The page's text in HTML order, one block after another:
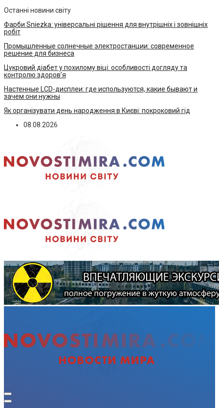
Останні новини світу
Фарби Sniezka: універсальні рішення для внутрішніх і зовнішніх
робіт
Промышленные солнечные электростанции: современное
решение для бизнеса
Цукровий діабет у похилому віці: особливості догляду та
контролю здоров’я
Настенные LCD-дисплеи: где используются, какие бывают и
зачем они нужны
Як організувати день народження в Києві: покроковий гід
08.08.2026